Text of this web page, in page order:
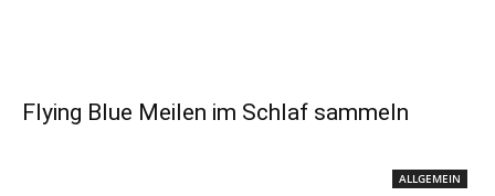
Flying Blue Meilen im Schlaf sammeln
ALLGEMEIN